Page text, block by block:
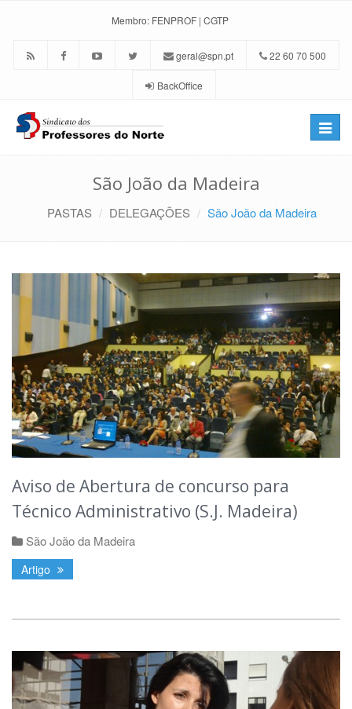
Membro: FENPROF | CGTP
geral@spn.pt 22 60 70 500
BackOffice
Toggle
São João da Madeira
PASTAS DELEGAÇÕES São João da Madeira
Aviso de Abertura de concurso para
Técnico Administrativo (S.J. Madeira)
São João da Madeira
Artigo